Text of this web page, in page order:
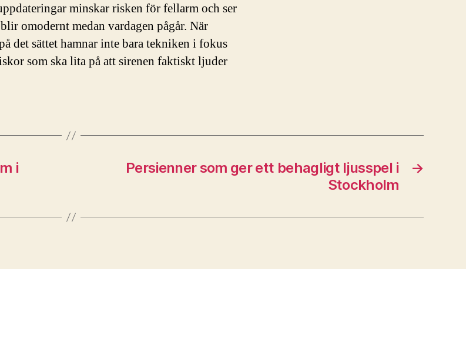
minskar risken för fellarm och ser
omodernt medan vardagen pågår. När
det sättet hamnar inte bara tekniken i fokus
som ska lita på att sirenen faktiskt ljuder
i
→
Persienner som ger ett behagligt ljusspel i
Stockholm